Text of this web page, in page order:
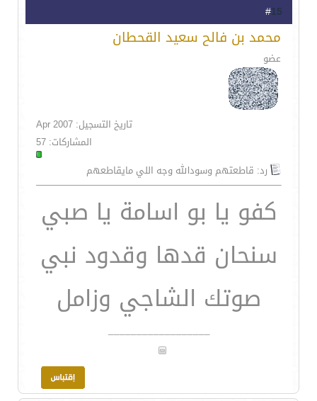
15
محمد بن فالح سعيد القحطان
عضو
تاريخ التسجيل: Apr 2007
المشاركات: 57
رد: قاطعتهم وسودالله وجه اللي مايقاطعهم
كفو يا بو اسامة يا صبي
سنحان قدها وقدود نبي
صوتك الشاجي وزامل
__________________